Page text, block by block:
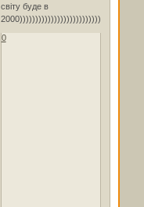
світу буде в
2000))))))))))))))))))))))))))))))))
0